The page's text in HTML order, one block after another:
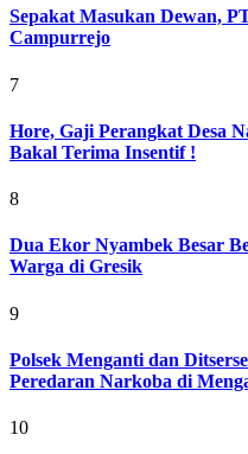
Sepakat Masukan Dewan,
Campurrejo
7
Hore, Gaji Perangkat Desa
Bakal Terima Insentif !
8
Dua Ekor Nyambek Besar
Warga di Gresik
9
Polsek Menganti dan
Peredaran Narkoba di
10